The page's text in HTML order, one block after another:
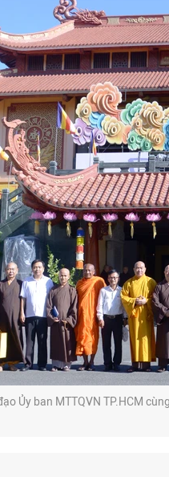
Ủy ban MTTQVN TP.HCM